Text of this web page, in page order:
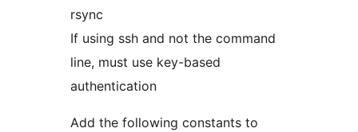
rsync
If using ssh and not the command
line, must use key-based
authentication
Add the following constants to